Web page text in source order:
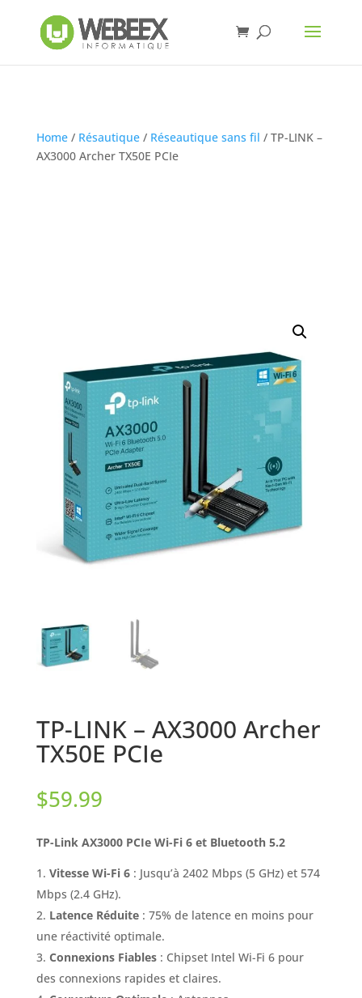
Home/ Résautique/ Réseautique sans fil / TP-LINK –
AX3000 Archer TX50E PCIe
TP-LINK – AX3000 Archer
TX50E PCIe
$59.99
TP-Link AX3000 PCIe Wi-Fi 6 et Bluetooth 5.2
Vitesse Wi-Fi 6: Jusqu’à 2402 Mbps (5 GHz) et 574
Mbps (2.4 GHz).
Latence Réduite: 75% de latence en moins pour
une réactivité optimale.
Connexions Fiables: Chipset Intel Wi-Fi 6 pour
des connexions rapides et claires.